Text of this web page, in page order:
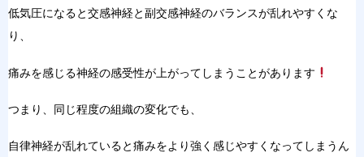
低気圧になると交感神経と副交感神経のバランスが乱れやすくな
り、
痛みを感じる神経の感受性が上がってしまうことがあります
つ まり、同じ程度の組織の変化でも、
自律神経が乱れていると 痛みをより強く感じやすくなってしまう ん